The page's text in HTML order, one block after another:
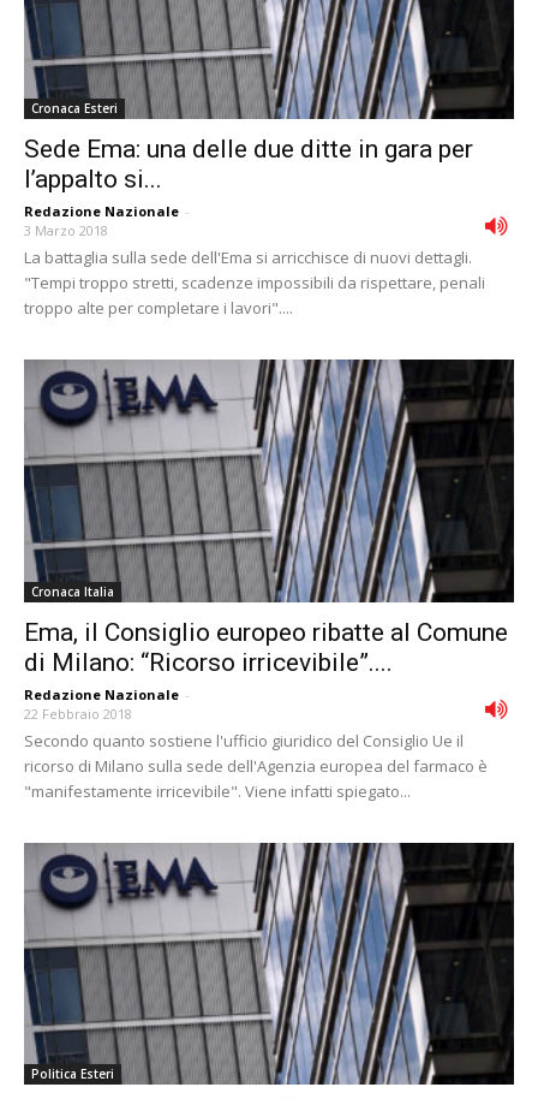
Cronaca Esteri
Sede Ema: una delle due ditte in gara per
l’appalto si...
Redazione Nazionale -
3 Marzo 2018
La battaglia sulla sede dell'Ema si arricchisce di nuovi dettagli.
"Tempi troppo stretti, scadenze impossibili da rispettare, penali
troppo alte per completare i lavori"....
Cronaca Italia
Ema, il Consiglio europeo ribatte al Comune
di Milano: “Ricorso irricevibile”....
Redazione Nazionale -
22 Febbraio 2018
Secondo quanto sostiene l'ufficio giuridico del Consiglio Ue il
ricorso di Milano sulla sede dell'Agenzia europea del farmaco è
"manifestamente irricevibile". Viene infatti spiegato...
Politica Esteri